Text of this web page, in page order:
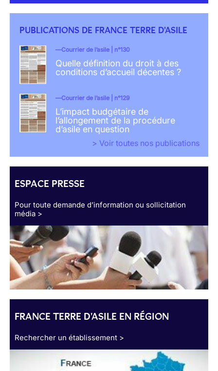
PUBLICATIONS DE FRANCE TERRE D'ASILE
Courrier de l’asile | n°130
Quelle définition du droit à des
conditions d’accueil décentes ?
Courrier de l’asile | n°129
L’impact budgétaire de
l’allongement de la procédure
d’asile en question
> Voir toutes nos publications
ESPACE PRESSE
Pour toute demande d’information ou sollicitation
média >
FRANCE TERRE D'ASILE EN RÉGION
Rechercher un établissement >